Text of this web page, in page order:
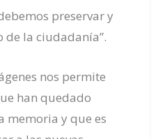
preservar y
de la ciudadanía”.
nos permite
han quedado
memoria y que es